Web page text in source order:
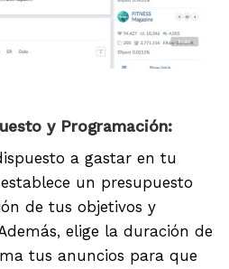
y Programación:
a gastar en tu
un presupuesto
de tus objetivos y
elige la duración de
tus anuncios para que